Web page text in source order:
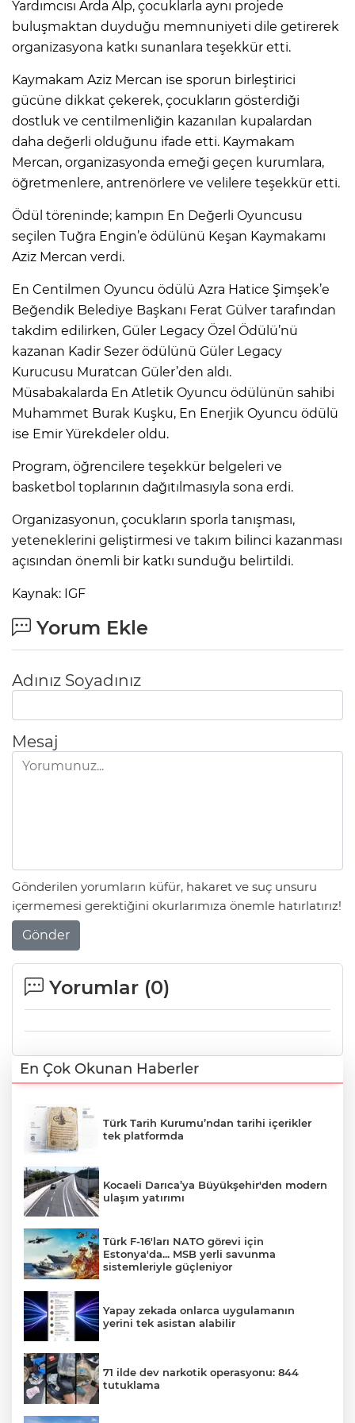
Yardımcısı Arda Alp, çocuklarla aynı projede
buluşmaktan duyduğu memnuniyeti dile getirerek
organizasyona katkı sunanlara teşekkür etti.
Kaymakam Aziz Mercan ise sporun birleştirici
gücüne dikkat çekerek, çocukların gösterdiği
dostluk ve centilmenliğin kazanılan kupalardan
daha değerli olduğunu ifade etti. Kaymakam
Mercan, organizasyonda emeği geçen kurumlara,
öğretmenlere, antrenörlere ve velilere teşekkür etti.
Ödül töreninde; kampın En Değerli Oyuncusu
seçilen Tuğra Engin’e ödülünü Keşan Kaymakamı
Aziz Mercan verdi.
En Centilmen Oyuncu ödülü Azra Hatice Şimşek’e
Beğendik Belediye Başkanı Ferat Gülver tarafından
takdim edilirken, Güler Legacy Özel Ödülü’nü
kazanan Kadir Sezer ödülünü Güler Legacy
Kurucusu Muratcan Güler’den aldı.
Müsabakalarda En Atletik Oyuncu ödülünün sahibi
Muhammet Burak Kuşku, En Enerjik Oyuncu ödülü
ise Emir Yürekdeler oldu.
Program, öğrencilere teşekkür belgeleri ve
basketbol toplarının dağıtılmasıyla sona erdi.
Organizasyonun, çocukların sporla tanışması,
yeteneklerini geliştirmesi ve takım bilinci kazanması
açısından önemli bir katkı sunduğu belirtildi.
Kaynak: IGF
Yorum Ekle
Adınız Soyadınız
Mesaj
Gönderilen yorumların küfür, hakaret ve suç unsuru
içermemesi gerektiğini okurlarımıza önemle hatırlatırız!
Gönder
Yorumlar (0)
En Çok Okunan Haberler
Türk Tarih Kurumu’ndan tarihi içerikler
tek platformda
Kocaeli Darıca’ya Büyükşehir'den modern
ulaşım yatırımı
Türk F-16'ları NATO görevi için
Estonya'da... MSB yerli savunma
sistemleriyle güçleniyor
Yapay zekada onlarca uygulamanın
yerini tek asistan alabilir
71 ilde dev narkotik operasyonu: 844
tutuklama